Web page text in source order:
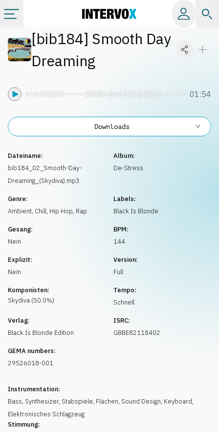
Kategorien
[bib184] Smooth Day
Dreaming
01:54
Dateiname:
bib184_02_Smooth-Day-
Dreaming_(Skydiva).mp3
Album:
De-Stress
Genre:
Ambient, Chill, Hip Hop, Rap
Labels:
Black Is Blonde
Gesang:
Nein
BPM:
144
Explizit:
Nein
Version:
Full
Komponisten:
Skydiva (50.0%)
Tempo:
Schnell
Verlag:
Black Is Blonde Edition
ISRC:
GBBE82118402
GEMA numbers:
29526018-001
Instrumentation:
Bass, Synthesizer, Stabspiele, Flächen, Sound Design, Keyboard,
Elektronisches Schlagzeug
Stimmung:
Downloads